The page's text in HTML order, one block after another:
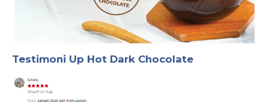
Testimoni Up Hot Dark Chocolate